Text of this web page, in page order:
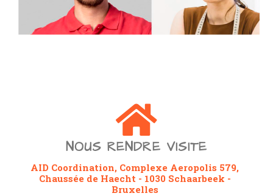
NOUS RENDRE VISITE
AID Coordination, Complexe Aeropolis 579,
Chaussée de Haecht - 1030 Schaarbeek -
Bruxelles